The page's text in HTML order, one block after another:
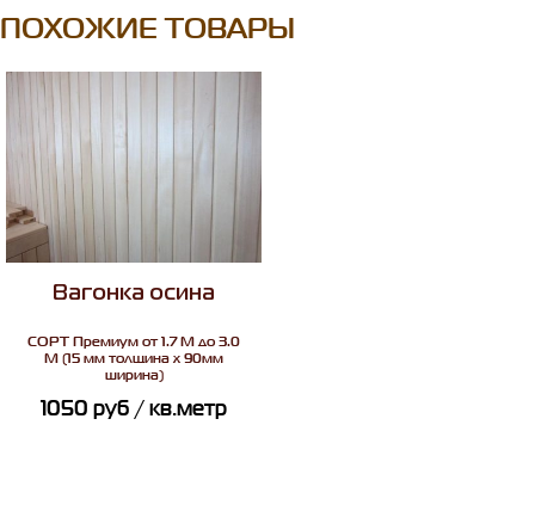
ПОХОЖИЕ ТОВАРЫ
Вагонка осина
СОРТПремиум от 1.7 М до 3.0
М (15 мм толщина х 90мм
ширина)
1050руб/ кв.метр